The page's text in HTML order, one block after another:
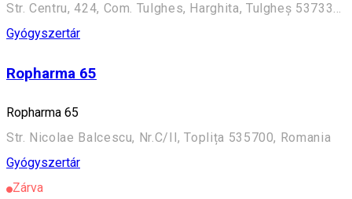
Str. Centru, 424, Com. Tulghes, Harghita, Tulgheș 537330, Romania
Gyógyszertár
Ropharma 65
Ropharma 65
Str. Nicolae Balcescu, Nr.C/II, Toplița 535700, Romania
Gyógyszertár
Zárva